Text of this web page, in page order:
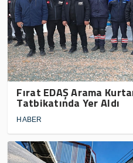
Fırat EDAŞ Arama
Tatbikatında Yer Aldı
HABER